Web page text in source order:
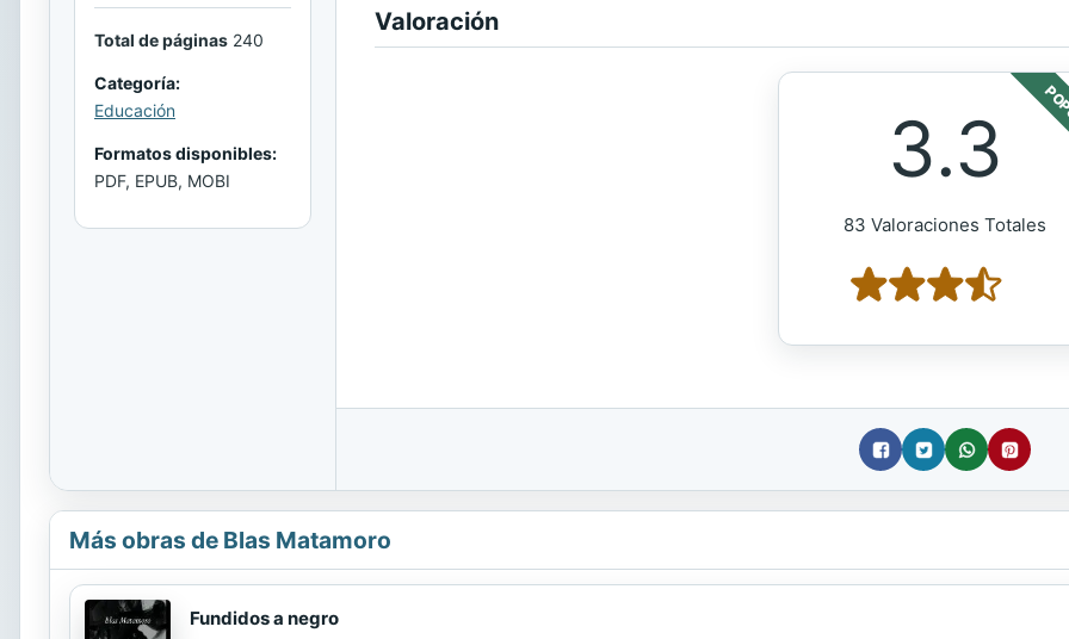
Total de páginas 240
Categoría:
Educación
Formatos disponibles:
PDF, EPUB, MOBI
Valoración
3.3
83 Valoraciones Totales
Más obras de Blas Matamoro
Fundidos a negro